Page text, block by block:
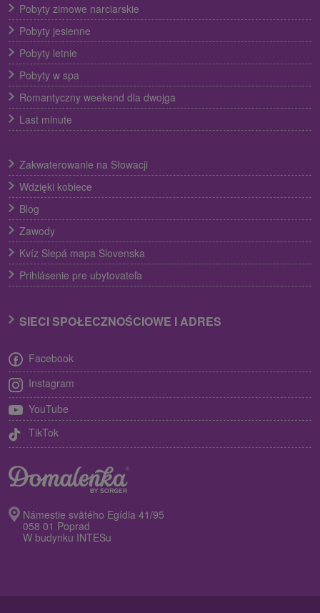
Pobyty zimowe narciarskie
Pobyty jesienne
Pobyty letnie
Pobyty w spa
Romantyczny weekend dla dwojga
Last minute
Zakwaterowanie na Słowacji
Wdzięki kobiece
Blog
Zawody
Kvíz Slepá mapa Slovenska
Prihlásenie pre ubytovateľa
SIECI SPOŁECZNOŚCIOWE I ADRES
Facebook
Instagram
YouTube
TikTok
Námestie svätého Egídia 41/95
058 01 Poprad
W budynku INTESu